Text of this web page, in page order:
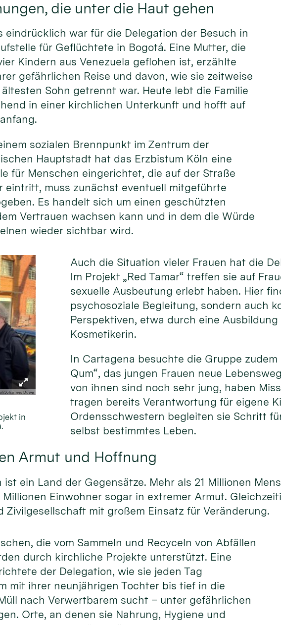
die unter die Haut gehen
eindrücklich war für die Delegation der Besuch in
für Geflüchtete in Bogotá. Eine Mutter, die
Kindern aus Venezuela geflohen ist, erzählte
gefährlichen Reise und davon, wie sie zeitweise
Sohn getrennt war. Heute lebt die Familie
in einer kirchlichen Unterkunft und hofft auf
sozialen Brennpunkt im Zentrum der
Hauptstadt hat das Erzbistum Köln eine
für Menschen eingerichtet, die auf der Straße
eintritt, muss zunächst eventuell mitgeführte
Es handelt sich um einen geschützten
Vertrauen wachsen kann und in dem die Würde
wieder sichtbar wird.
Johannes Duwe
in
Auch die Situation vieler Frauen hat die
Im Projekt „Red Tamar“ treffen sie auf
sexuelle Ausbeutung erlebt haben. Hier
psychosoziale Begleitung, sondern auch
Perspektiven, etwa durch eine
Kosmetikerin.
In Cartagena besuchte die Gruppe zudem
Qum“, das jungen Frauen neue
von ihnen sind noch sehr jung, haben
tragen bereits Verantwortung für eigene
Ordensschwestern begleiten sie Schritt
selbst bestimmtes Leben.
Armut und Hoffnung
ist ein Land der Gegensätze. Mehr als 21 Millionen
Millionen Einwohner sogar in extremer Armut.
Zivilgesellschaft mit großem Einsatz für Veränderung.
die vom Sammeln und Recyceln von Abfällen
durch kirchliche Projekte unterstützt. Eine
der Delegation, wie sie jeden Tag
mit ihrer neunjährigen Tochter bis tief in die
nach Verwertbarem sucht – unter gefährlichen
Orte, an denen sie Nahrung, Hygiene und